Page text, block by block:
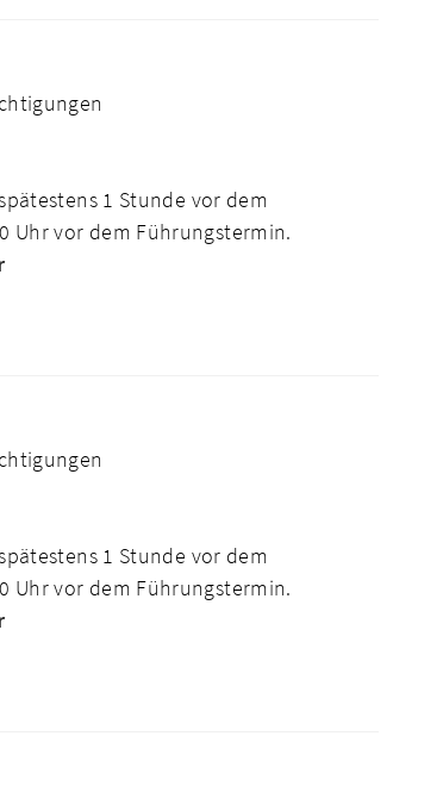
1 Stunde vor dem
Uhr vor dem Führungstermin.
1 Stunde vor dem
Uhr vor dem Führungstermin.